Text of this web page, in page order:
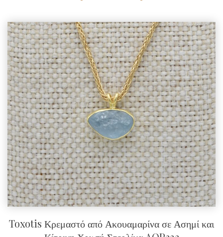
Toxotis Κρεμαστό από Ακουαμαρίνα σε Ασημί και